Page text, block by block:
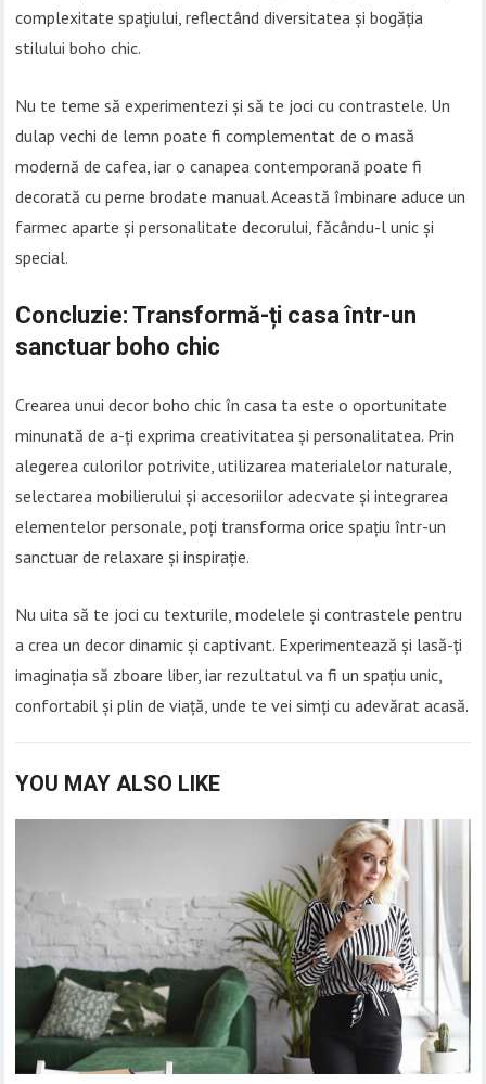
complexitate spațiului, reflectând diversitatea și bogăția
stilului boho chic.
Nu te teme să experimentezi și să te joci cu contrastele. Un
dulap vechi de lemn poate fi complementat de o masă
modernă de cafea, iar o canapea contemporană poate fi
decorată cu perne brodate manual. Această îmbinare aduce un
farmec aparte și personalitate decorului, făcându-l unic și
special.
Concluzie: Transformă-ți casa într-un
sanctuar boho chic
Crearea unui decor boho chic în casa ta este o oportunitate
minunată de a-ți exprima creativitatea și personalitatea. Prin
alegerea culorilor potrivite, utilizarea materialelor naturale,
selectarea mobilierului și accesoriilor adecvate și integrarea
elementelor personale, poți transforma orice spațiu într-un
sanctuar de relaxare și inspirație.
Nu uita să te joci cu texturile, modelele și contrastele pentru
a crea un decor dinamic și captivant. Experimentează și lasă-ți
imaginația să zboare liber, iar rezultatul va fi un spațiu unic,
confortabil și plin de viață, unde te vei simți cu adevărat acasă.
YOU MAY ALSO LIKE